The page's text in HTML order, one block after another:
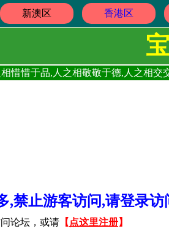
新澳区 香港区
相惜惜于品,人之相敬敬于德,人之相
,禁止游客访问,请登录
论坛，或请 【 点这里注册】